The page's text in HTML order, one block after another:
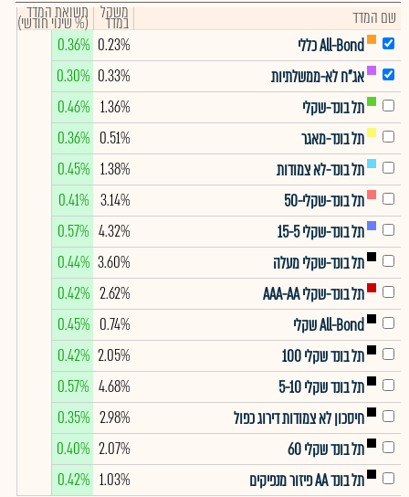
שם המדד משקל
במדד תשואת המדד
(% שינוי חודשי)
All-Bond כללי
0.23%
0.36%
אג"ח לא-ממשלתיות
0.33%
0.30%
תל בונד-שקלי
1.36%
0.46%
תל בונד-מאגר
0.51%
0.36%
תל בונד-לא צמודות
1.38%
0.45%
תל בונד-שקלי-50
3.14%
0.41%
תל בונד-שקלי 15-5
4.32%
0.57%
תל בונד-שקלי מעלה
3.60%
0.44%
תל בונד-שקלי AAA-AA
2.62%
0.42%
All-Bond שקלי
0.74%
0.45%
תל בונד שקלי 100
2.05%
0.42%
תל בונד שקלי 5-10
4.68%
0.57%
חיסכון לא צמודות דירוג כפול
2.98%
0.35%
תל בונד שקלי 60
2.07%
0.40%
תל בונד AA פיזור מנפיקים
1.03%
0.42%